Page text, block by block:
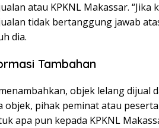
atau KPKNL Makassar.
tidak bertanggung jawab
dia.
Tambahan
objek lelang dijual
objek, pihak peminat atau
apa pun kepada KPKNL